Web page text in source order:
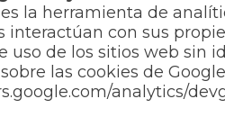
la herramienta de
interactúan con sus
uso de los sitios web sin
las cookies de
analytics/